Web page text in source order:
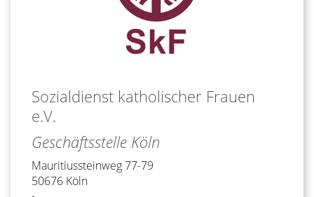
Sozialdienst katholischer Frauen
e.V.
Geschäftsstelle Köln
Mauritiussteinweg 77-79
50676 Köln